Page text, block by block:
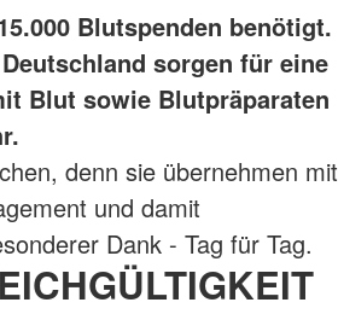
Blutspenden benötigt.
sorgen für eine
Blut sowie Blutpräparaten
denn sie übernehmen mit
und damit
Dank - Tag für Tag.